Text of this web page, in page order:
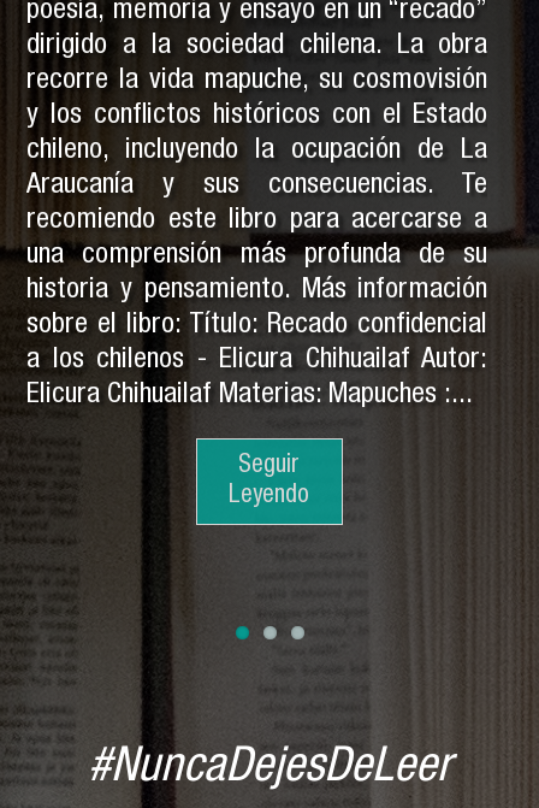
poesía, memoria y ensayo en un “recado”
dirigido a la sociedad chilena. La obra
recorre la vida mapuche, su cosmovisión
y los conflictos históricos con el Estado
chileno, incluyendo la ocupación de La
Araucanía y sus consecuencias. Te
recomiendo este libro para acercarse a
una comprensión más profunda de su
historia y pensamiento. Más información
sobre el libro: Título: Recado confidencial
a los chilenos - Elicura Chihuailaf Autor:
Elicura Chihuailaf Materias: Mapuches :...
Seguir
Leyendo
Seguir
Leyendo
Seguir
Leyendo
#NuncaDejesDeLeer